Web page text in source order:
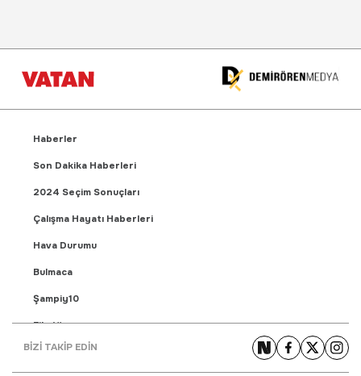
Haberler
Son Dakika Haberleri
2024 Seçim Sonuçları
Çalışma Hayatı Haberleri
Hava Durumu
Bulmaca
Şampiy10
Fikstür
Puan Durumu
BİZİ TAKİP EDİN